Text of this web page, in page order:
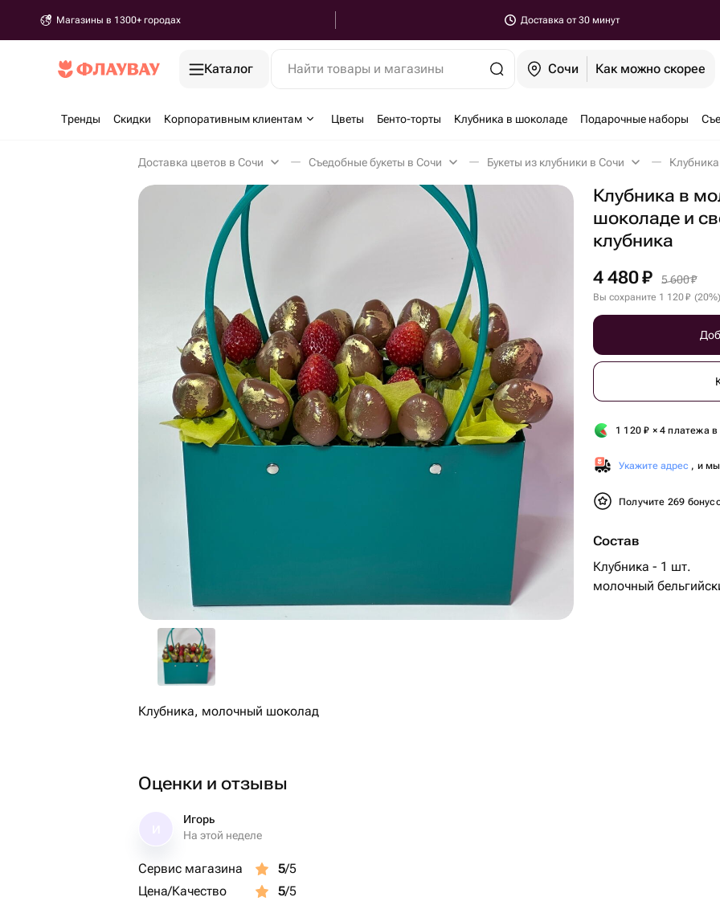
Магазины в 1300+ городах Доставка от 30 минут
Каталог Найти товары и магазины Сочи Как можно скорее
Тренды Скидки Корпоративным клиентам Цветы Бенто-торты Клубника в шоколаде Подарочные наборы
Доставка цветов в Сочи Съедобные букеты в Сочи Букеты из клубники в Сочи
Клубника в
шоколаде и
клубника
4 480₽ 5 600₽
Вы сохраните 1 120₽ (20%)
1 120₽ × 4 платежа
Укажите адрес , и мы
Получите 269
Состав
Клубника - 1 шт.
молочный
Клубника, молочный шоколад
Оценки и отзывы
Игорь
На этой неделе
Сервис магазина 5/5
Цена/Качество
5/5